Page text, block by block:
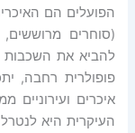
הפועלים הם
(סוחרים מרוששים,
להביא את השכבות
פופולרית רחבה,
איכרים
העיקרית היא